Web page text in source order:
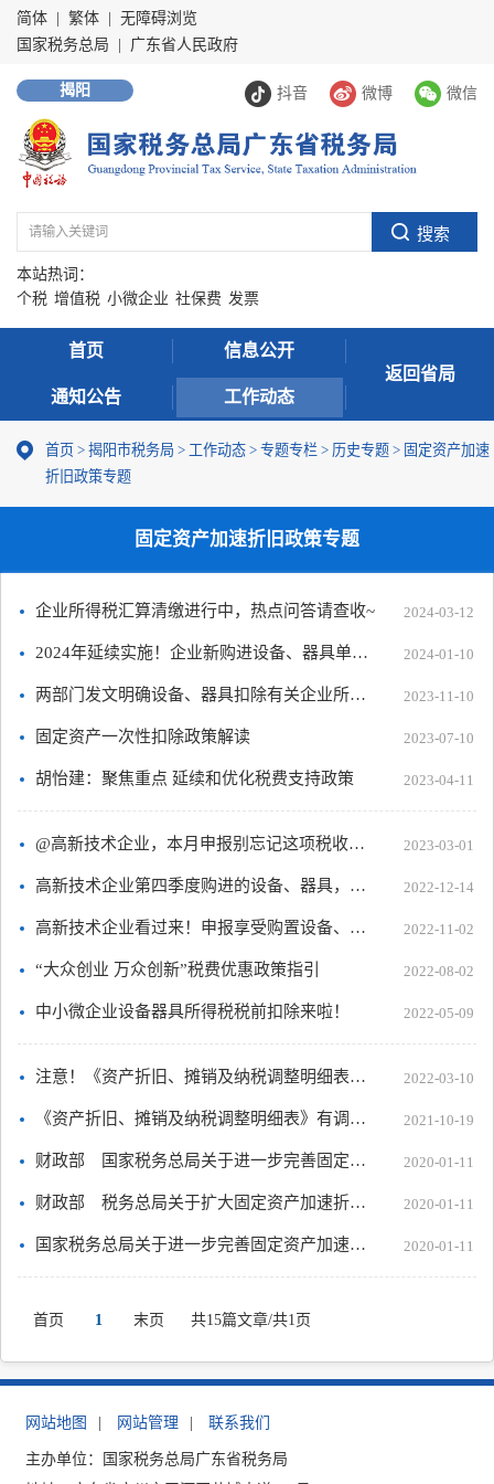
简体 繁体
无障碍浏览
国家税务总局
广东省人民政府
抖音 微博 微信
揭阳
本站热词：
个税 增值税 小微企业 社保费 发票
首页 信息公开
通知公告 工作动态
返回省局
首页 > 揭阳市税务局 > 工作动态 > 专题专栏 > 历史专题 > 固定资产加速
折旧政策专题
固定资产加速折旧政策专题
企业所得税汇算清缴进行中，热点问答请查收~ 2024-03-12
2024年延续实施！企业新购进设备、器具单价不超过500万元可一次性税前扣除 2024-01-10
两部门发文明确设备、器具扣除有关企业所得税政策 2023-11-10
固定资产一次性扣除政策解读 2023-07-10
胡怡建：聚焦重点 延续和优化税费支持政策 2023-04-11
@高新技术企业，本月申报别忘记这项税收优惠 2023-03-01
高新技术企业第四季度购进的设备、器具，是否可以正常折旧不选择加计扣除？ 2022-12-14
高新技术企业看过来！申报享受购置设备、器具税前扣除优惠这样办 2022-11-02
“大众创业 万众创新”税费优惠政策指引 2022-08-02
中小微企业设备器具所得税税前扣除来啦！ 2022-05-09
注意！《资产折旧、摊销及纳税调整明细表》有新变化 2022-03-10
《资产折旧、摊销及纳税调整明细表》有调整！企业所得税汇算清缴要注意 2021-10-19
财政部 国家税务总局关于进一步完善固定资产加速折旧企业所得税政策的通知 2020-01-11
财政部 税务总局关于扩大固定资产加速折旧优惠政策适用范围的公告 2020-01-11
国家税务总局关于进一步完善固定资产加速折旧企业所得税政策有关问题的公告 2020-01-11
首页 1 末页 共15篇文章/共1页
网站地图 网站管理 联系我们
主办单位：国家税务总局广东省税务局